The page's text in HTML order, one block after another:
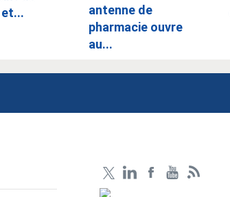
antenne de
pharmacie ouvre
au...